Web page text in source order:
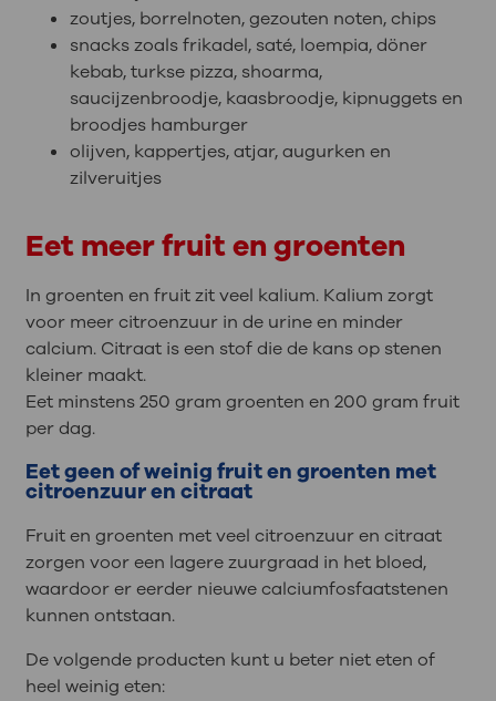
zoutjes, borrelnoten, gezouten noten, chips
snacks zoals frikadel, saté, loempia, döner
kebab, turkse pizza, shoarma,
saucijzenbroodje, kaasbroodje, kipnuggets en
broodjes hamburger
olijven, kappertjes, atjar, augurken en
zilveruitjes
Eet meer fruit en groenten
In groenten en fruit zit veel kalium. Kalium zorgt
voor meer citroenzuur in de urine en minder
calcium. Citraat is een stof die de kans op stenen
kleiner maakt.
Eet minstens 250 gram groenten en 200 gram fruit
per dag.
Eet geen of weinig fruit en groenten met
citroenzuur en citraat
Fruit en groenten met veel citroenzuur en citraat
zorgen voor een lagere zuurgraad in het bloed,
waardoor er eerder nieuwe calciumfosfaatstenen
kunnen ontstaan.
De volgende producten kunt u beter niet eten of
heel weinig eten: